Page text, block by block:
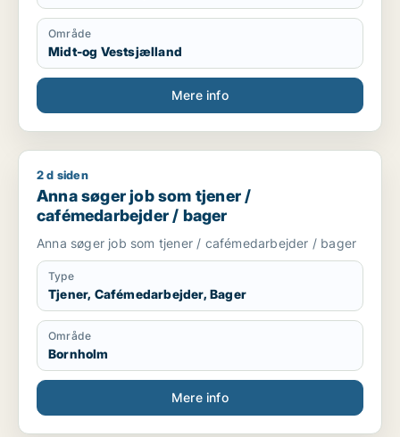
Område
Midt-og Vestsjælland
Mere info
Anna søger job som tjener / cafémedarbejder / bager
2 d siden
Anna søger job som tjener /
cafémedarbejder / bager
Anna søger job som tjener / cafémedarbejder / bager
Type
Tjener, Cafémedarbejder, Bager
Område
Bornholm
Mere info